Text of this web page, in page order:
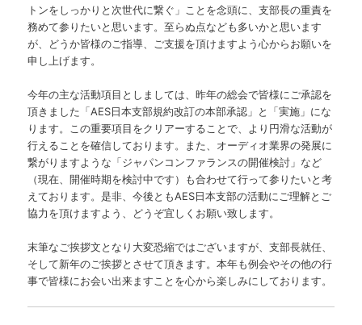
トンをしっかりと次世代に繋ぐ」ことを念頭に、支部長の重責を
務めて参りたいと思います。至らぬ点なども多いかと思います
が、どうか皆様のご指導、ご支援を頂けますよう心からお願いを
申し上げます。
今年の主な活動項目としましては、昨年の総会で皆様にご承認を
頂きました「AES日本支部規約改訂の本部承認」と「実施」にな
ります。この重要項目をクリアーすることで、より円滑な活動が
行えることを確信しております。また、オーディオ業界の発展に
繋がりますような「ジャパンコンファランスの開催検討」など
（現在、開催時期を検討中です）も合わせて行って参りたいと考
えております。是非、今後ともAES日本支部の活動にご理解とご
協力を頂けますよう、どうぞ宜しくお願い致します。
末筆なご挨拶文となり大変恐縮ではございますが、支部長就任、
そして新年のご挨拶とさせて頂きます。本年も例会やその他の行
事で皆様にお会い出来ますことを心から楽しみにしております。